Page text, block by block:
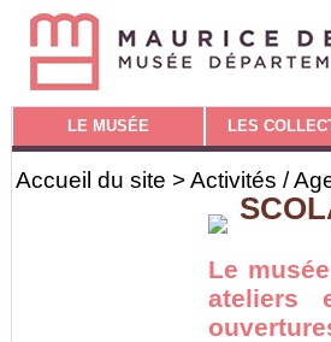
LE MUSÉE LES
Accueil du site >Activités /
Le
ateliers